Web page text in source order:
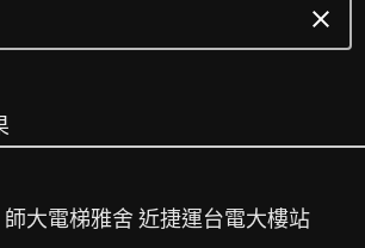
clear
大電梯雅舍 近捷運台電大樓站